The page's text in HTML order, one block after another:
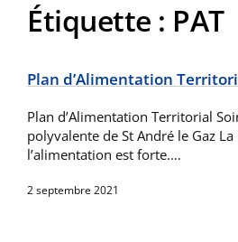
Étiquette : PAT
Plan d’Alimentation
Plan d’Alimentation Territorial
polyvalente de St André le Gaz
l’alimentation est forte.…
2 septembre 2021